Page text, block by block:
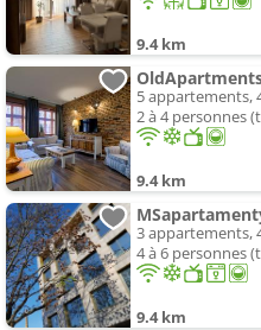
9.4 km
5 appartements,
2 à 4 personnes
9.4 km
3 appartements,
4 à 6 personnes
9.4 km